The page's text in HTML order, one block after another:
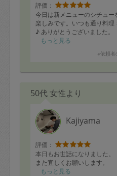
評価：
今日は新メニューのシチュ
楽しみです。いつも通り料
♪ ありがとうございました。
もっと見る
※依頼者
50代 女性より
Kajiyama
評価：
本日もお世話になりました。
また宜しくお願いします。
もっと見る